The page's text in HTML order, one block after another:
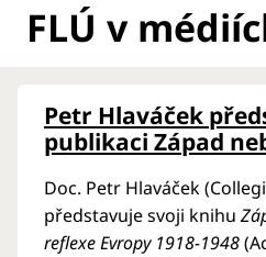
FLÚ v
Petr Hlaváček
publikaci Západ
Doc. Petr Hlaváček
představuje svoji knihu
reflexe Evropy 1918-1948